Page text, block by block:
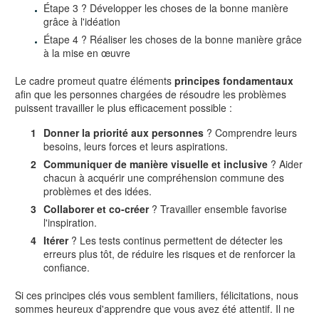
Étape 3 ? Développer les choses de la bonne manière
grâce à l'idéation
Étape 4 ? Réaliser les choses de la bonne manière grâce
à la mise en œuvre
Le cadre promeut quatre éléments principes fondamentaux
afin que les personnes chargées de résoudre les problèmes
puissent travailler le plus efficacement possible :
Donner la priorité aux personnes ? Comprendre leurs
besoins, leurs forces et leurs aspirations.
Communiquer de manière visuelle et inclusive ? Aider
chacun à acquérir une compréhension commune des
problèmes et des idées.
Collaborer et co-créer ? Travailler ensemble favorise
l'inspiration.
Itérer ? Les tests continus permettent de détecter les
erreurs plus tôt, de réduire les risques et de renforcer la
confiance.
Si ces principes clés vous semblent familiers, félicitations, nous
sommes heureux d'apprendre que vous avez été attentif. Il ne